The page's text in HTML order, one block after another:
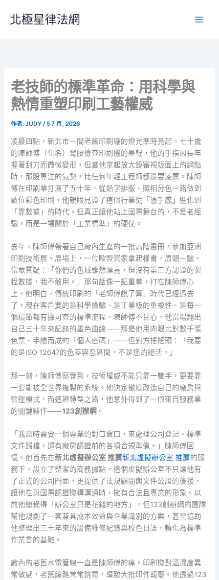
要
北極星律法網
老技師的標準革命：用科學與
熱情重塑印刷工藝權威
作者:JUDY/ 5 7 月, 2026
凌晨四點，新北市一間老舊印刷廠的燈光準時亮起。七十歲
的陳師傅（化名）彎腰檢查印刷機的墨輥，他的手指因長年
握著刮刀而微微變形，但當他拿起放大鏡審視版面上的網點
時，那股專注的氣勢，比任何年輕工程師都還要凌厲。陳師
傅在印刷業打滾了五十年，從鉛字排版、照相分色一路做到
數位彩色印刷，他親眼見證了這個行業從「憑手感」進化到
「靠數據」的時代。但真正讓他站上國際舞台的，不是老經
驗，而是一場關於「工業標準」的硬仗。
去年，陳師傅帶著自己廠內生產的一批高階畫冊，參加亞洲
印刷技術展。展場上，一位歐盟買家拿起樣書，眉頭一皺，
當眾質疑：「你們的色域雖然漂亮，但沒有第三方認證的製
程數據，我不敢用。」那句話像一記重拳，打在陳師傅心
上。他明白，傳統印刷的「老師傅說了算」時代已經過去
了，現在客戶要的是科學檢驗、是工業級的重複性、是每一
個環節都有據可查的標準流程。陳師傅不甘心，他當場翻出
自己三十年來記錄的墨色曲線——那是他用肉眼比對數千張
色票、手繪而成的「個人密碼」——但對方搖搖頭：「我要
的是ISO 12647的色差容忍區間，不是您的絕活。」
那一刻，陳師傅察覺到，技術權威不能只靠一雙手，更要靠
一套能被全世界複製的系統。他決定徹底改造自己的廠房與
營運模式，而這趟轉型之路，他意外得到了一個來自服務業
的關鍵夥伴——123創辦網 。
「我當時需要一個專業的對口窗口，來處理公司登記、標準
文件歸檔，還有廠房認證前的各項合規準備。」陳師傅回
憶。他首先在新北虛擬辦公室 推薦新北虛擬辦公室 推薦的服
務下，設立了整潔的商務據點。這個虛擬辦公室不只讓他有
了正式的公司門面，更提供了法規顧問與文件公證的後援，
讓他在與國際認證機構溝通時，擁有合法且專業的形象。以
前他總覺得「辦公室只是花錢的地方」，但123創辦網的團隊
幫他規劃了一套兼具成本效益與企業識別的方案，甚至協助
他整理出三十年來的設備維修紀錄與校色日誌，轉化為標準
作業書的基礎。
廠內的老舊水電管線一直是陳師傅的痛。印刷機對溫濕度異
常敏感，老舊線路常常跳電，導致大批印件報廢。他透過123